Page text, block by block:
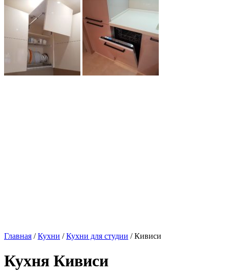
Главная /Кухни /Кухни для студии / Кивиси
Кухня Кивиси